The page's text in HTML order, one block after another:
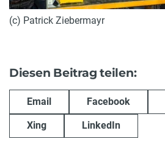
(c) Patrick Ziebermayr
Diesen Beitrag teilen:
Email Facebook
Xing LinkedIn